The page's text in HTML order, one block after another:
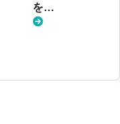
を見
る